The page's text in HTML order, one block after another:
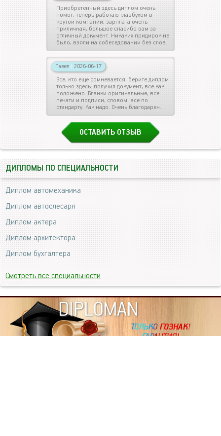
Приобретенный здесь диплом очень
помог, теперь работаю главбухом в
крутой компании, зарплата очень
приличная, большое спасибо вам за
отличный документ. Никаких придирок не
было, взяли на собеседовании без слов.
Павел 2026-06-17
Все, кто еще сомневается, берите диплом
только здесь: получил документ, все как
положено. Бланки оригинальные, все
печати и подписи, словом, все по
стандарту. Как надо. Очень благодарен.
ОСТАВИТЬ ОТЗЫВ
ДИПЛОМЫ ПО СПЕЦИАЛЬНОСТИ
Диплом автомеханика
Диплом автослесаря
Диплом актера
Диплом архитектора
Диплом бухгалтера
Смотреть все специальности
DIPLOMAN